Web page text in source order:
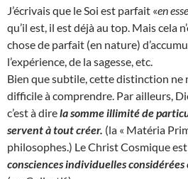
J’écrivais que le Soi est parfait «en
qu’il est, il est déjà au top. Mais cela
chose de parfait (en nature)
l’expérience, de la sagesse, etc.
Bien que subtile, cette distinction ne
difficile à comprendre. Par ailleurs,
c’est à direla somme illimité de
servent à tout créer. (la « Matéria
philosophes.) Le Christ Cosmique est
consciences individuelles